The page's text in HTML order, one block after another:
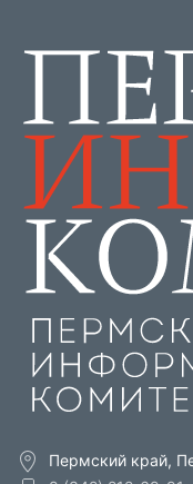
Пермский край,